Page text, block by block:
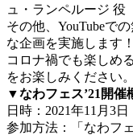
ュ・ランペルージ
その他、YouTubeで
な企画を実施します！
コロナ禍でも楽しめ
をお楽しみください。
▼なわフェス’21開催
日時：2021年11月3
参加方法：「なわフ